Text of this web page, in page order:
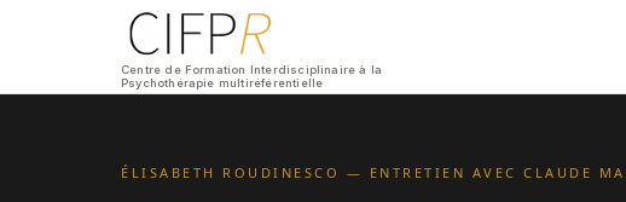
Centre de Formation Interdisciplinaire à la
Psychothérapie multiréférentielle
ÉLISABETH ROUDINESCO — ENTRETIEN AVEC CLAUDE